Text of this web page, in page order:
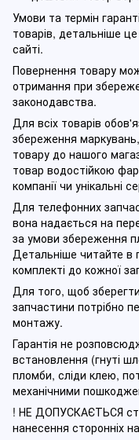
Умови та термін
товарів, детальніше
сайті.
Повернення товару
отримання при
законодавства.
Для всіх товарів
збереження
товару до нашого
товар водостійкою
компанії чи унікальні
Для телефонних
вона надається на
за умови збереження
Детальніше читайте в
комплекті до кожної
Для того, щоб
запчастини потрібно
монтажу.
Гарантія не
встановлення (гнуті
пломби, сліди клею,
механічними
! НЕ ДОПУСКАЄТЬСЯ
нанесення сторонніх